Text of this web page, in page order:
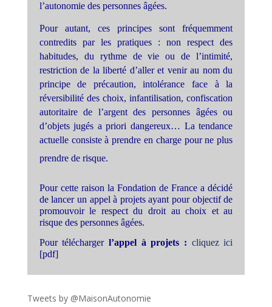
l’autonomie des personnes âgées.
Pour autant, ces principes sont fréquemment
contredits par les pratiques : non respect des
habitudes, du rythme de vie ou de l’intimité,
restriction de la liberté d’aller et venir au nom du
principe de précaution, intolérance face à la
réversibilité des choix, infantilisation, confiscation
autoritaire de l’argent des personnes âgées ou
d’objets jugés a priori dangereux… La tendance
actuelle consiste à prendre en charge pour ne plus
prendre de risque.
Pour cette raison la Fondation de France a décidé
de lancer un appel à projets ayant pour objectif de
promouvoir le respect du droit au choix et au
risque des personnes âgées.
Pour téléchargerl’appel à projets : cliquez ici
[pdf]
Tweets by @MaisonAutonomie